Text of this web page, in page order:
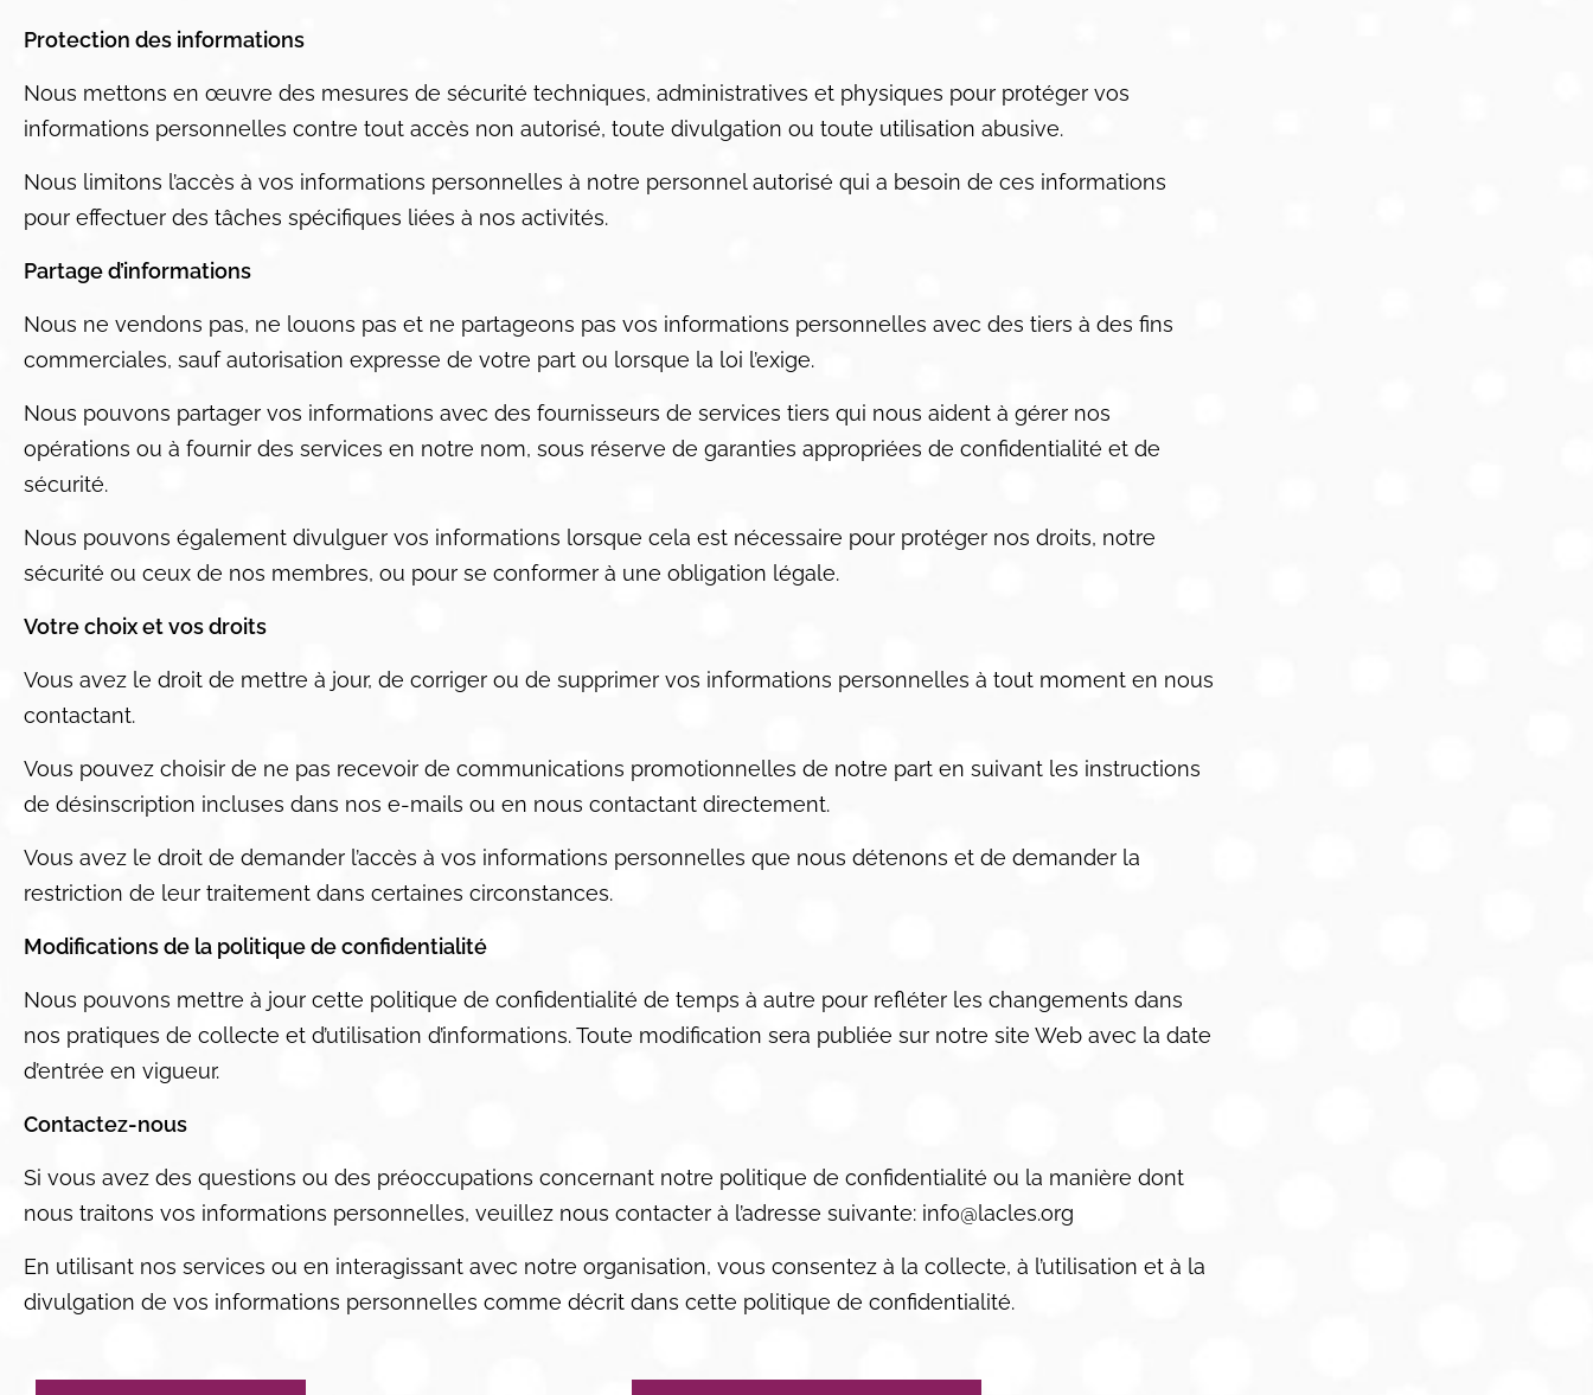
Protection des informations
Nous mettons en œuvre des mesures de sécurité techniques, administratives et physiques pour protéger vos
informations personnelles contre tout accès non autorisé, toute divulgation ou toute utilisation abusive.
Nous limitons l’accès à vos informations personnelles à notre personnel autorisé qui a besoin de ces informations
pour effectuer des tâches spécifiques liées à nos activités.
Partage d’informations
Nous ne vendons pas, ne louons pas et ne partageons pas vos informations personnelles avec des tiers à des fins
commerciales, sauf autorisation expresse de votre part ou lorsque la loi l’exige.
Nous pouvons partager vos informations avec des fournisseurs de services tiers qui nous aident à gérer nos
opérations ou à fournir des services en notre nom, sous réserve de garanties appropriées de confidentialité et de
sécurité.
Nous pouvons également divulguer vos informations lorsque cela est nécessaire pour protéger nos droits, notre
sécurité ou ceux de nos membres, ou pour se conformer à une obligation légale.
Votre choix et vos droits
Vous avez le droit de mettre à jour, de corriger ou de supprimer vos informations personnelles à tout moment en nous
contactant.
Vous pouvez choisir de ne pas recevoir de communications promotionnelles de notre part en suivant les instructions
de désinscription incluses dans nos e-mails ou en nous contactant directement.
Vous avez le droit de demander l’accès à vos informations personnelles que nous détenons et de demander la
restriction de leur traitement dans certaines circonstances.
Modifications de la politique de confidentialité
Nous pouvons mettre à jour cette politique de confidentialité de temps à autre pour refléter les changements dans
nos pratiques de collecte et d’utilisation d’informations. Toute modification sera publiée sur notre site Web avec la date
d’entrée en vigueur.
Contactez-nous
Si vous avez des questions ou des préoccupations concernant notre politique de confidentialité ou la manière dont
nous traitons vos informations personnelles, veuillez nous contacter à l’adresse suivante: info@lacles.org
En utilisant nos services ou en interagissant avec notre organisation, vous consentez à la collecte, à l’utilisation et à la
divulgation de vos informations personnelles comme décrit dans cette politique de confidentialité.